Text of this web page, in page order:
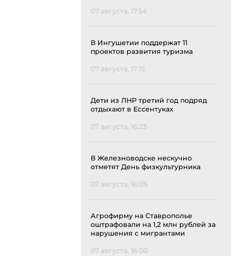
07 августа, 17:54
В Ингушетии поддержат 11
проектов развития туризма
07 августа, 17:15
Дети из ЛНР третий год подряд
отдыхают в Ессентуках
07 августа, 16:23
В Железноводске нескучно
отметят День физкультурника
07 августа, 16:05
Агрофирму на Ставрополье
оштрафовали на 1,2 млн рублей за
нарушения с мигрантами
07 августа, 16:00